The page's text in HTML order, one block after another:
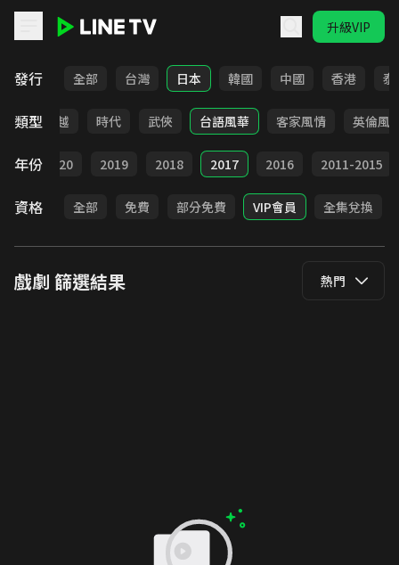
升級VIP
發行 全部 台灣 日本 韓國 中國 香港 泰
類型
俠 穿越 時代 武俠 台語風華 客家風情 英倫風
年份 2020 2019 2018 2017 2016 2011-2015
資格 全部 免費 部分免費 VIP會員 全集兌換
戲劇 篩選結果 熱門